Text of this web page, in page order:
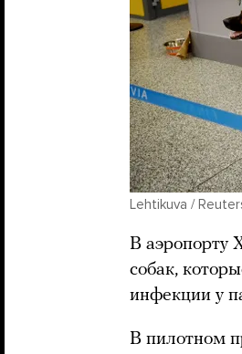
Lehtikuva /
В аэропорту
собак,
инфекции у
В пилотном